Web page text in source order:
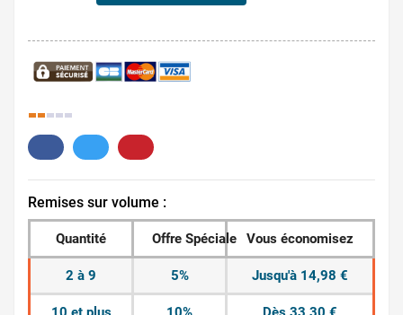
Remises sur volume :
Quantité Offre Spéciale Vous économisez
2 à 9 5% Jusqu'à 14,98 €